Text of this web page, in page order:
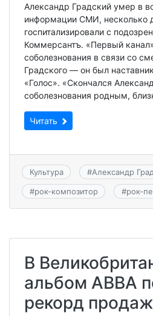
Александр Градский умер в
информации СМИ, несколько
госпитализировали с
Коммерсантъ. «Первый
соболезнования в связи со
Градского — он был
«Голос». «Скончался
соболезнования родным,
Читать
Культура #Александр
#рок-композитор #рок-
В
альбом ABBA
рекорд продаж